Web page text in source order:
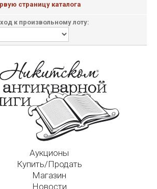
страницу каталога
к произвольному лоту:
Аукционы
Купить/Продать
Магазин
Новости